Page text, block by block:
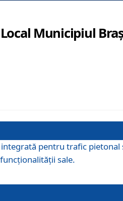
Municipiul
pentru trafic
sale.